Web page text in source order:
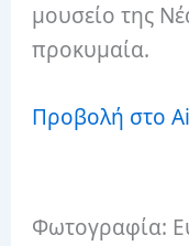
μουσείο της
προκυμαία.
Προβολή στο
Φωτογραφία: